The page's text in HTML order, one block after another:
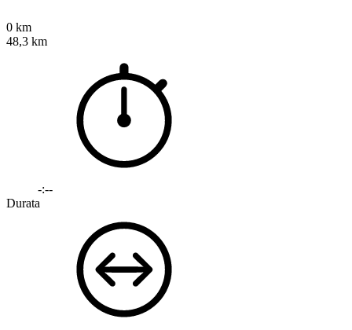
0 km
48,3 km
-:--
Durata